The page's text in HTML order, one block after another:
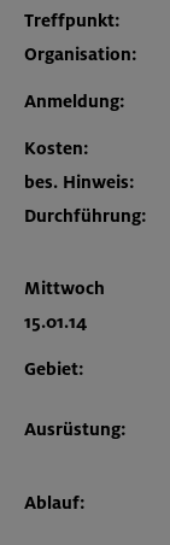
Treffpunkt:
Organisation:
Anmeldung:
Kosten:
bes. Hinweis:
Durchführung:
Mittwoch
15.01.14
Gebiet:
Ausrüstung:
Ablauf: